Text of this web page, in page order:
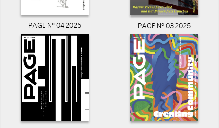
PAGE N° 04 2025 PAGE N° 03 2025